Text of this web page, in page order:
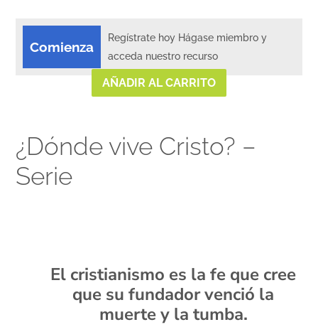
Comienza
Regístrate hoy Hágase miembro y
acceda nuestro recurso
AÑADIR AL CARRITO
¿Dónde vive Cristo? –
Serie
El cristianismo es la fe que cree
que su fundador venció la
muerte y la tumba.